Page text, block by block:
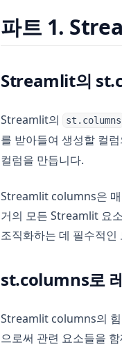
파트 1.
Streamlit의
Streamlit의 st.columns
를 받아들여 생성할 컬
컬럼을 만듭니다.
Streamlit columns은 매
거의 모든 Streamlit 요
조직화하는 데 필수적인
st.columns로
Streamlit columns의 힘
으로써 관련 요소들을